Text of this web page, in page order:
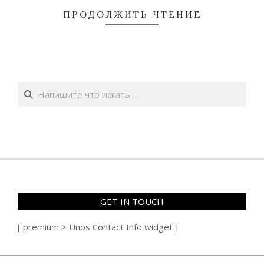
ПРОДОЛЖИТЬ ЧТЕНИЕ
Поиск
GET IN TOUCH
[ premium > Unos Contact Info widget ]